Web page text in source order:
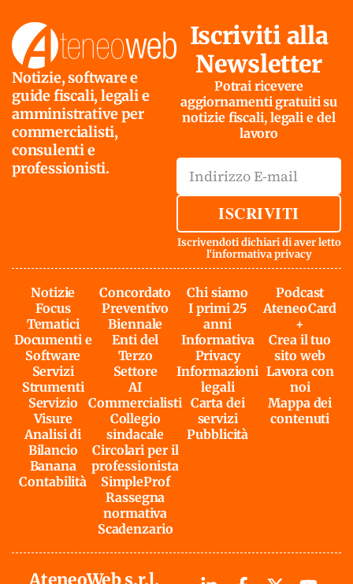
Notizie, software e
guide fiscali, legali e
amministrative per
commercialisti,
consulenti e
professionisti.
Iscriviti alla
Newsletter
Potrai ricevere
aggiornamenti gratuiti su
notizie fiscali, legali e del
lavoro
ISCRIVITI
Iscrivendoti dichiari di aver letto
l'informativa privacy
Notizie
Focus
Tematici
Documenti e
Software
Servizi
Strumenti
Servizio
Visure
Analisi di
Bilancio
Banana
Contabilità
Concordato
Preventivo
Biennale
Enti del
Terzo
Settore
AI
Commercialisti
Collegio
sindacale
Circolari per il
professionista
SimpleProf
Rassegna
normativa
Scadenzario
Chi siamo
I primi 25
anni
Informativa
Privacy
Informazioni
legali
Carta dei
servizi
Pubblicità
Podcast
AteneoCard
+
Crea il tuo
sito web
Lavora con
noi
Mappa dei
contenuti